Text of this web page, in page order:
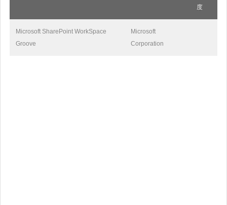
度
Microsoft SharePoint WorkSpace
Groove
Microsoft
Corporation